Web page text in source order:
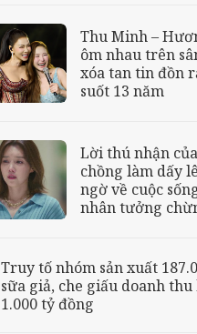
Thu Minh –
ôm nhau trên
xóa tan tin đồn
suốt 13 năm
Lời thú nhận
chồng làm dấy
ngờ về cuộc
nhân tưởng
Truy tố nhóm sản xuất
sữa giả, che giấu doanh thu
1.000 tỷ đồng